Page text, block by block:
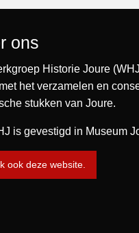
ons
Historie Joure
het verzamelen en
stukken van Joure.
is gevestigd in Museum
ook deze website.